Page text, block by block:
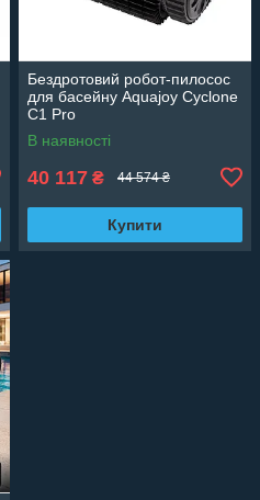
Бездротовий робот-пилосос
для басейну Aquajoy Cyclone
C1 Pro
В наявності
40 117 ₴ 44 574 ₴
Купити